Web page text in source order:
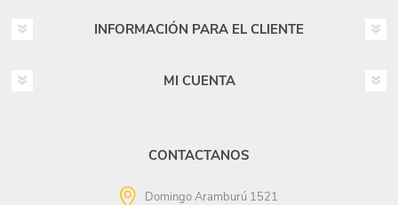
INFORMACIÓN PARA EL CLIENTE
MI CUENTA
CONTACTANOS
Domingo Aramburú 1521